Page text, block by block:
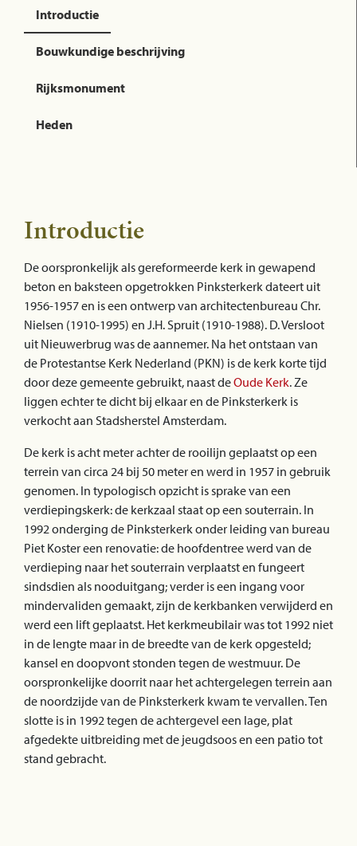
Introductie
Bouwkundige beschrijving
Rijksmonument
Heden
Introductie
De oorspronkelijk als gereformeerde kerk in gewapend
beton en baksteen opgetrokken Pinksterkerk dateert uit
1956-1957 en is een ontwerp van architectenbureau Chr.
Nielsen (1910-1995) en J.H. Spruit (1910-1988). D. Versloot
uit Nieuwerbrug was de aannemer. Na het ontstaan van
de Protestantse Kerk Nederland (PKN) is de kerk korte tijd
door deze gemeente gebruikt, naast deOude Kerk. Ze
liggen echter te dicht bij elkaar en de Pinksterkerk is
verkocht aan Stadsherstel Amsterdam.
De kerk is acht meter achter de rooilijn geplaatst op een
terrein van circa 24 bij 50 meter en werd in 1957 in gebruik
genomen. In typologisch opzicht is sprake van een
verdiepingskerk: de kerkzaal staat op een souterrain. In
1992 onderging de Pinksterkerk onder leiding van bureau
Piet Koster een renovatie: de hoofdentree werd van de
verdieping naar het souterrain verplaatst en fungeert
sindsdien als nooduitgang; verder is een ingang voor
mindervaliden gemaakt, zijn de kerkbanken verwijderd en
werd een lift geplaatst. Het kerkmeubilair was tot 1992 niet
in de lengte maar in de breedte van de kerk opgesteld;
kansel en doopvont stonden tegen de westmuur. De
oorspronkelijke doorrit naar het achtergelegen terrein aan
de noordzijde van de Pinksterkerk kwam te vervallen. Ten
slotte is in 1992 tegen de achtergevel een lage, plat
afgedekte uitbreiding met de jeugdsoos en een patio tot
stand gebracht.